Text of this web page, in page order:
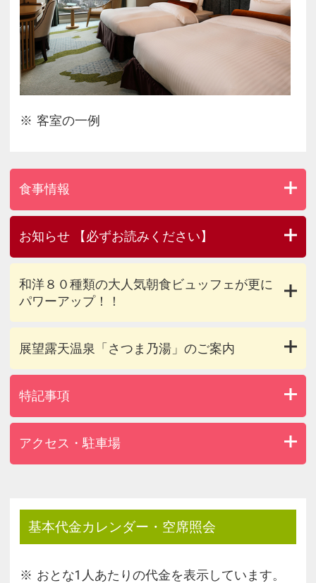
客室の一例
食事情報
お知らせ 【必ずお読みください】
和洋８０種類の大人気朝食ビュッフェが更に
パワーアップ！！
展望露天温泉「さつま乃湯」のご案内
特記事項
アクセス・駐車場
基本代金カレンダー・空席照会
おとな1人あたりの代金を表示しています。